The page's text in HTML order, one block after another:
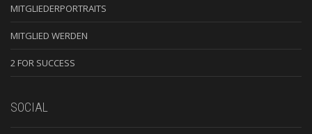
MITGLIEDERPORTRAITS
MITGLIED WERDEN
2 FOR SUCCESS
SOCIAL